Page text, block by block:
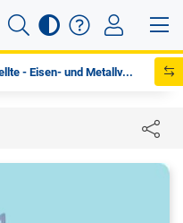
- Eisen- und Metallv...